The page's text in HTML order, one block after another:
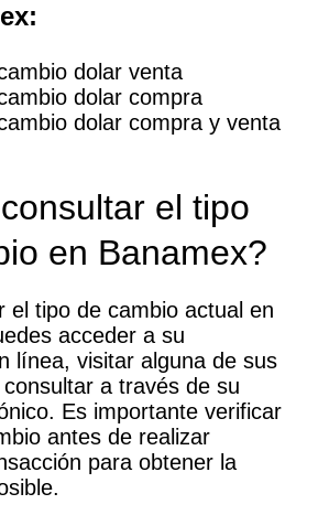
dolar venta
dolar compra
dolar compra y venta
el tipo
en Banamex?
el tipo de cambio actual en
acceder a su
línea, visitar alguna de sus
a través de su
Es importante verificar
antes de realizar
para obtener la